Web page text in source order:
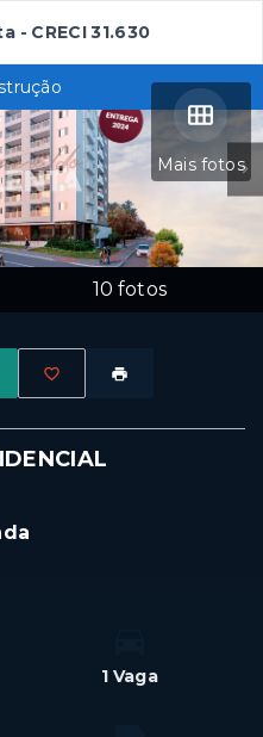
- CRECI 31.630
Mais fotos
10 fotos
1 Vaga